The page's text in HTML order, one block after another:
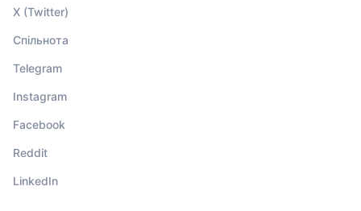
X (Twitter)
Спільнота
Telegram
Instagram
Facebook
Reddit
LinkedIn